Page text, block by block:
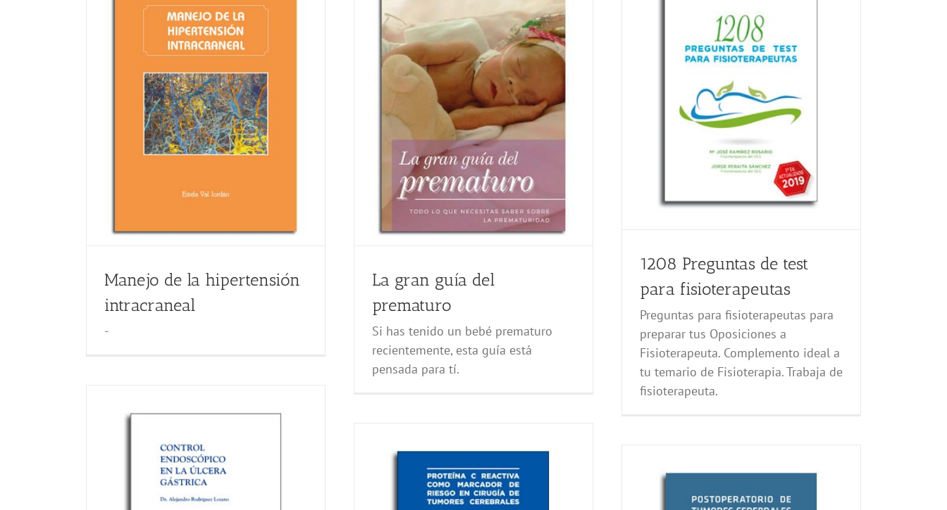
Manejo de la hipertensión
intracraneal
-
La gran guía del
prematuro
Si has tenido un bebé prematuro
recientemente, esta guía está
pensada para tí.
1208 Preguntas de test
para fisioterapeutas
Preguntas para fisioterapeutas para
preparar tus Oposiciones a
Fisioterapeuta. Complemento ideal a
tu temario de Fisioterapia. Trabaja de
fisioterapeuta.